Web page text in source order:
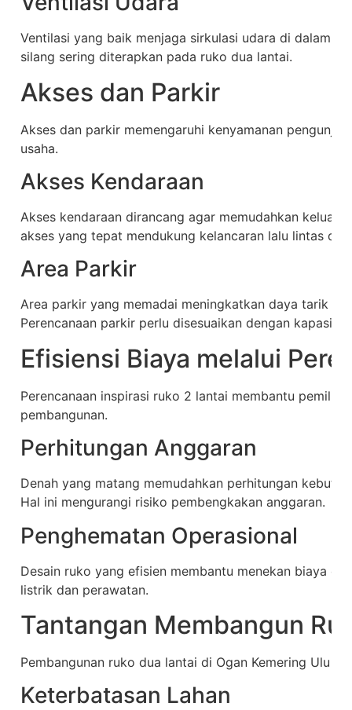
Ventilasi yang baik menjaga sirkulasi udara di dalam
silang sering diterapkan pada ruko dua lantai.
Akses dan Parkir
Akses dan parkir memengaruhi kenyamanan
usaha.
Akses Kendaraan
Akses kendaraan dirancang agar memudahkan keluar
akses yang tepat mendukung kelancaran lalu lintas di
Area Parkir
Area parkir yang memadai meningkatkan daya tarik
Perencanaan parkir perlu disesuaikan dengan
Efisiensi Biaya melalui
Perencanaan inspirasi ruko 2 lantai membantu pemilik
pembangunan.
Perhitungan Anggaran
Denah yang matang memudahkan perhitungan
Hal ini mengurangi risiko pembengkakan anggaran.
Penghematan Operasional
Desain ruko yang efisien membantu menekan biaya
listrik dan perawatan.
Tantangan Membangun
Pembangunan ruko dua lantai di Ogan Kemering Ulu
Keterbatasan Lahan